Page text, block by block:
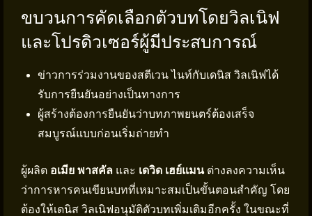
ขบวนการคัดเลือกตัวบทโดยวิลเนิฟ
และโปรดิวเซอร์ผู้มีประสบการณ์
ข่าวการร่วมงานของสตีเวน ไนท์กับเดนิส วิลเนิฟได้
รับการยืนยันอย่างเป็นทางการ
ผู้สร้างต้องการยืนยันว่าบทภาพยนตร์ต้องเสร็จ
สมบูรณ์แบบก่อนเริ่มถ่ายทำ
ผู้ผลิต อเมีย พาสคัล และ เดวิด เฮย์แมนต่างลงความเห็น
ว่าการหารคนเขียนบทที่เหมาะสมเป็นขั้นตอนสำคัญ โดย
ต้องให้เดนิส วิลเนิฟอนุมัติตัวบทเพิ่มเติมอีกครั้ง ในขณะที่